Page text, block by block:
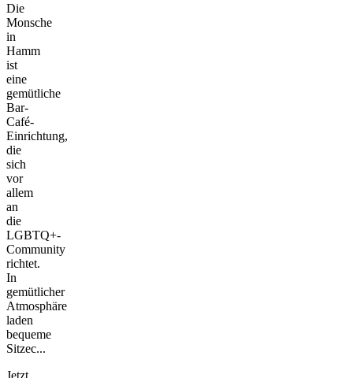
Die
Monsche
in
Hamm
ist
eine
gemütliche
Bar-
Café-
Einrichtung,
die
sich
vor
allem
an
die
LGBTQ+-
Community
richtet.
In
gemütlicher
Atmosphäre
laden
bequeme
Sitzec...
Jetzt